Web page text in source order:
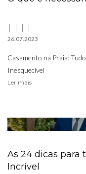
26.07.2023
Casamento na Praia:
Inesquecível
Ler mais
As 24 dicas para
Incrível